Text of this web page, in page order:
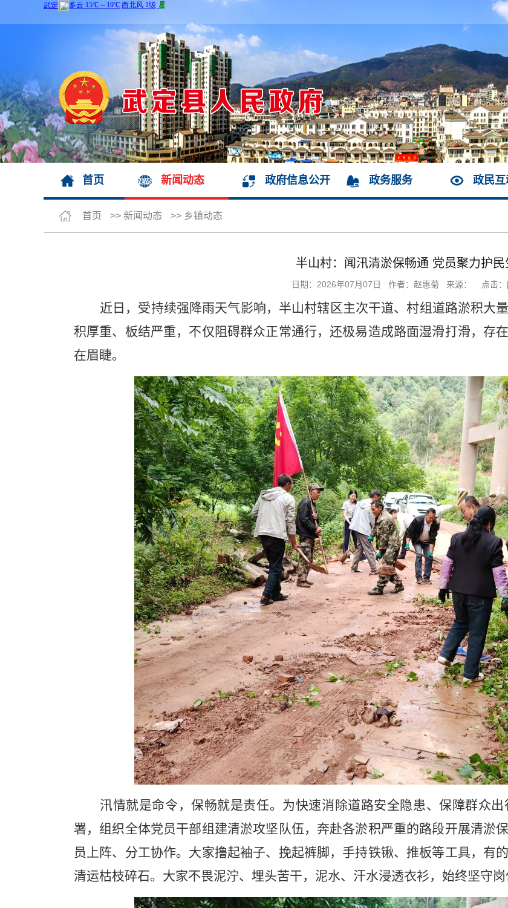
首页 新闻动态 政府信息公开 政务服务 政民互
首页 >> 新闻动态 >> 乡镇动态
半山村：闻汛清淤保畅通 党员聚力护民
日期：2026年07月07日 作者：赵惠菊 来源： 点击
近日，受持续强降雨天气影响，半山村辖区主次干道、村组道路淤积大
积厚重、板结严重，不仅阻碍群众正常通行，还极易造成路面湿滑打滑，存
在眉睫。
汛情就是命令，保畅就是责任。为快速消除道路安全隐患、保障群众
署，组织全体党员干部组建清淤攻坚队伍，奔赴各淤积严重的路段开展清淤
员上阵、分工协作。大家撸起袖子、挽起裤脚，手持铁锹、推板等工具，有
清运枯枝碎石。大家不畏泥泞、埋头苦干，泥水、汗水浸透衣衫，始终坚守